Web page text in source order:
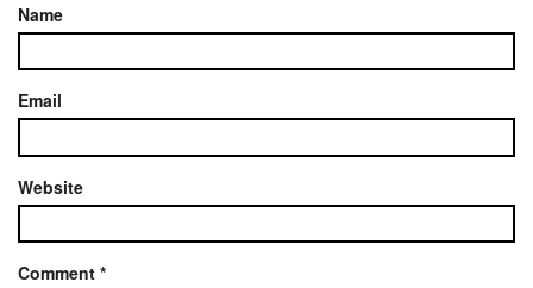
Name
Email
Website
Comment *